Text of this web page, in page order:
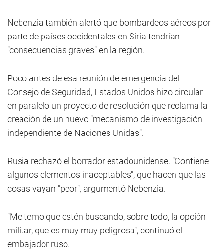
Nebenzia también alertó que bombardeos aéreos por
parte de países occidentales en Siria tendrían
"consecuencias graves" en la región.
Poco antes de esa reunión de emergencia del
Consejo de Seguridad, Estados Unidos hizo circular
en paralelo un proyecto de resolución que reclama la
creación de un nuevo "mecanismo de investigación
independiente de Naciones Unidas".
Rusia rechazó el borrador estadounidense. "Contiene
algunos elementos inaceptables", que hacen que las
cosas vayan "peor", argumentó Nebenzia.
"Me temo que estén buscando, sobre todo, la opción
militar, que es muy muy peligrosa", continuó el
embajador ruso.